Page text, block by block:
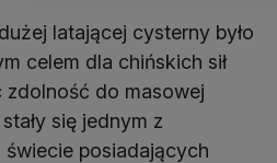
latającej cysterny było
celem dla chińskich sił
zdolność do masowej
się jednym z
posiadających